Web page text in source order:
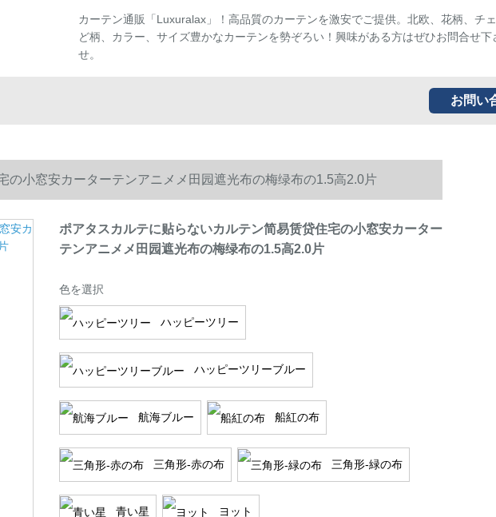
カーテン通販「Luxuralax」！高品質のカーテンを激安でご提供。北欧、花柄、チ
ど柄、カラー、サイズ豊かなカーテンを勢ぞろい！興味がある方はぜひお問合せ下
せ。
お問い
の小窓安カーターテンアニメメ田园遮光布の梅绿布の1.5高2.0片
ポアタスカルテに贴らないカルテン简易赁贷住宅の小窓安カーター
テンアニメメ田园遮光布の梅绿布の1.5高2.0片
色を選択
ハッピーツリー
ハッピーツリーブルー
航海ブルー 船紅の布
三角形-赤の布 三角形-緑の布
青い星 ヨット